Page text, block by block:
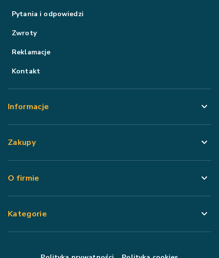
Pytania i odpowiedzi
Zwroty
Reklamacje
Kontakt
Informacje
Zakupy
O firmie
Kategorie